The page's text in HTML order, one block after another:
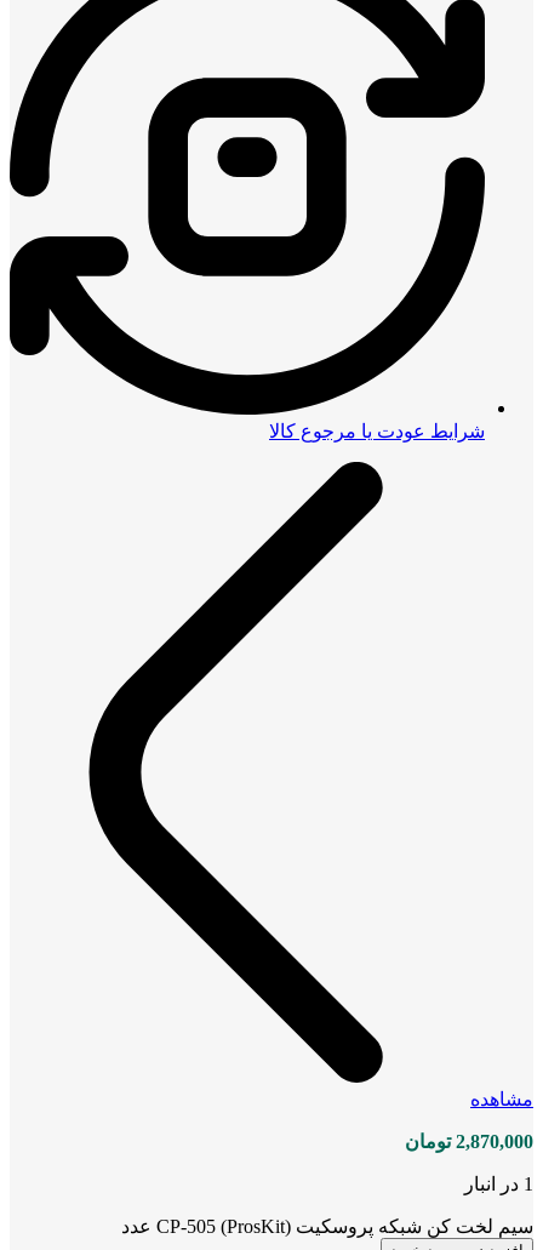
شرایط عودت یا مرجوع کالا
مشاهده
2,870,000 تومان
1 در انبار
سیم لخت کن شبکه پروسکیت (ProsKit) CP-505 عدد